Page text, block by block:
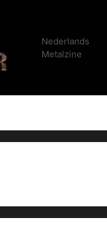
Nederlands
Metalzine